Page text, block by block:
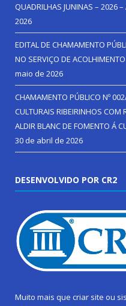
QUADRILHAS JUNINAS – 2026
2026
EDITAL DE CHAMAMENTO
NO SERVIÇO DE
maio de 2026
CHAMAMENTO PÚBLICO Nº
CULTURAIS RIBEIRINHOS COM
ALDIR BLANC DE FOMENTO Á
30 de abril de 2026
DESENVOLVIDO POR CR2
Muito mais que criar site ou